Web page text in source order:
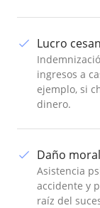
Lucro
ingresos a
ejemplo, si
dinero.
Daño moral
Asistencia
accidente y
raíz del